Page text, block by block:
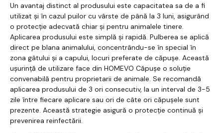
Un avantaj distinct al produsului este capacitatea sa de a fi
utilizat și în cazul puilor cu vârste de până la 3 luni, asigurând
o protecție adecvată chiar și pentru animalele tinere.
Aplicarea produsului este simplă și rapidă. Pulberea se aplică
direct pe blana animalului, concentrându-se în special în
zona gâtului și a capului, locuri preferate de căpușe. Această
ușurință de utilizare face din HOMEVO Căpușe o soluție
convenabilă pentru proprietarii de animale. Se recomandă
aplicarea produsului de 3 ori consecutiv, la un interval de 3-5
zile între fiecare aplicare sau ori de câte ori căpușele sunt
prezente. Această strategie asigură o protecție continuă și
prevenirea reinfectării.